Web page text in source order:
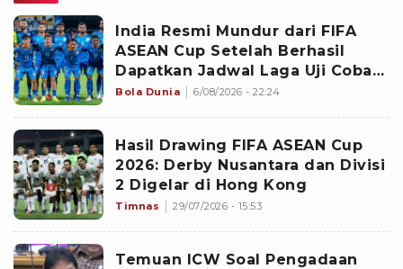
India Resmi Mundur dari FIFA
ASEAN Cup Setelah Berhasil
Dapatkan Jadwal Laga Uji Coba
Internasional Vs Brasil?
Bola Dunia 6/08/2026 - 22:24
Hasil Drawing FIFA ASEAN Cup
2026: Derby Nusantara dan Divisi
2 Digelar di Hong Kong
Timnas 29/07/2026 - 15:53
Temuan ICW Soal Pengadaan